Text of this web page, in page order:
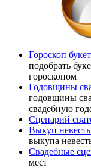
Гороскоп
подобрать
гороскопом
Годовщины
годовщины
свадебную
Сценарий
Выкуп
выкупа
Свадебные
мест